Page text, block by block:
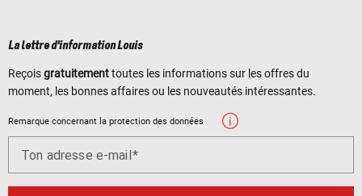
La lettre d'information Louis
Reçoisgratuitementtoutes les informations sur les offres du
moment, les bonnes affaires ou les nouveautés intéressantes.
Remarque concernant la protection des données
Ton adresse e-mail